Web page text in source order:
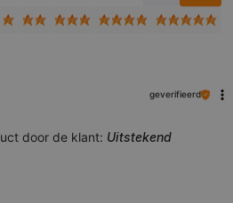
geverifieerd
door de klant: Uitstekend